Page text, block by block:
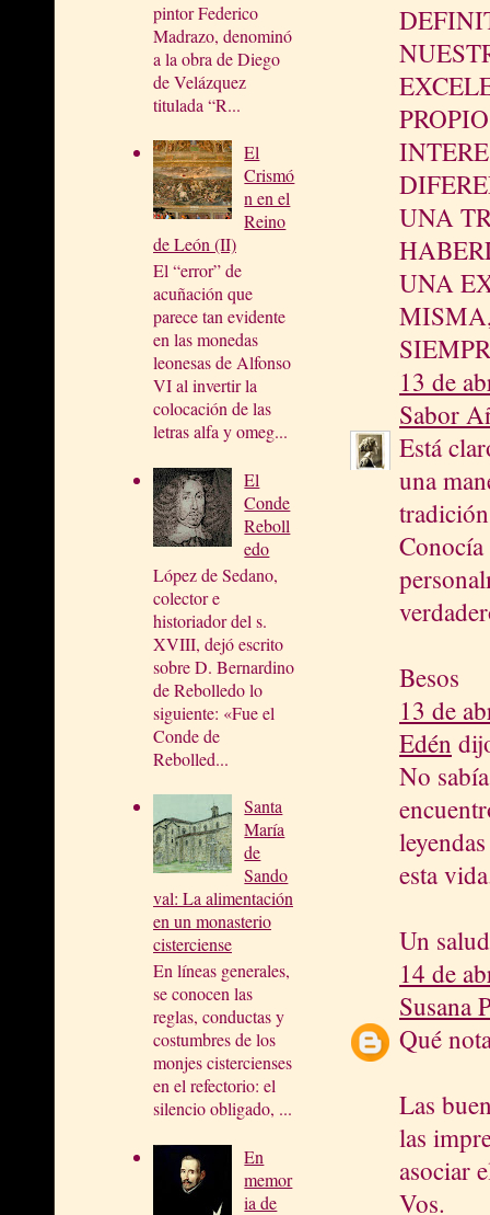
pintor Federico
Madrazo, denominó
a la obra de Diego
de Velázquez
titulada “R...
El
Crismó
n en el
Reino
de León (II)
El “error” de
acuñación que
parece tan evidente
en las monedas
leonesas de Alfonso
VI al invertir la
colocación de las
letras alfa y omeg...
El
Conde
Reboll
edo
López de Sedano,
colector e
historiador del s.
XVIII, dejó escrito
sobre D. Bernardino
de Rebolledo lo
siguiente: «Fue el
Conde de
Rebolled...
Santa
María
de
Sando
val: La alimentación
en un monasterio
cisterciense
En líneas generales,
se conocen las
reglas, conductas y
costumbres de los
monjes cistercienses
en el refectorio: el
silencio obligado, ...
En
memor
ia de
UNA
UNA
13 de
Sabor
Está
una
Besos
13 de
Edén
No
esta
Un
14 de
Susana
Qué
Las
las
asociar
Vos.